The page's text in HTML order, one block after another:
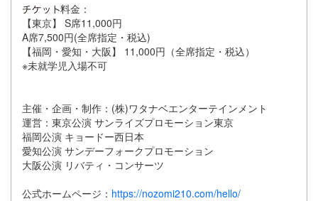
料金：
【東京】 S席11,000円
A席7,500円(全席指定・税込)
【福岡・愛知・大阪】 11,000円（全席指定・税込）
※未就学児入場不可
主催・企画・制作：(株)ワタナベエンターテインメント
運営：東京公演 サンライズプロモーション東京
福岡公演 キョードー西日本
愛知公演 サンデーフォークプロモーション
大阪公演 リバティ・コンサーツ
公式ホームページ： https://nozomi210.com/hello/